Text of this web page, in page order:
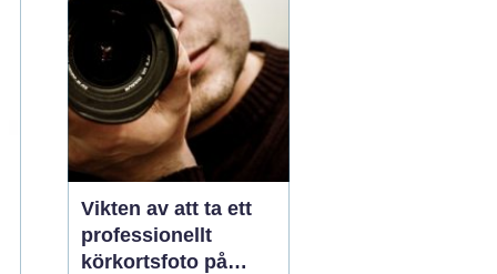
väl fastnar st...
Vikten av att ta ett
professionellt
körkortsfoto på